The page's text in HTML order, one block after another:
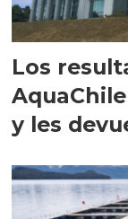
Los
y les